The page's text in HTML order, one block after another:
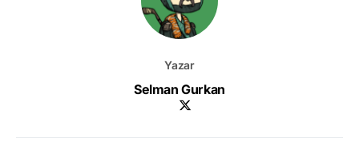
Yazar
Selman Gurkan